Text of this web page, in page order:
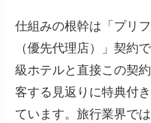
仕組みの根幹は「プリ
（優先代理店）」契約
級ホテルと直接この契
客する見返りに特典付
ています。旅行業界で